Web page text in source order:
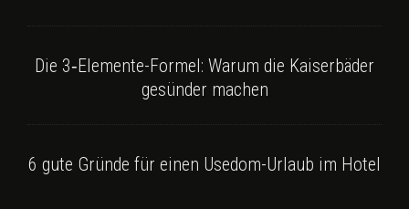
Die 3‑Elemente-Formel: Warum die Kaiserbäder
gesünder machen
6 gute Gründe für einen Usedom-Urlaub im Hotel